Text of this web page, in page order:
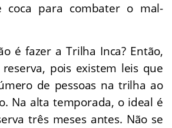
coca para combater o mal-
é fazer a Trilha Inca? Então,
pois existem leis que
de pessoas na trilha ao
Na alta temporada, o ideal é
três meses antes. Não se